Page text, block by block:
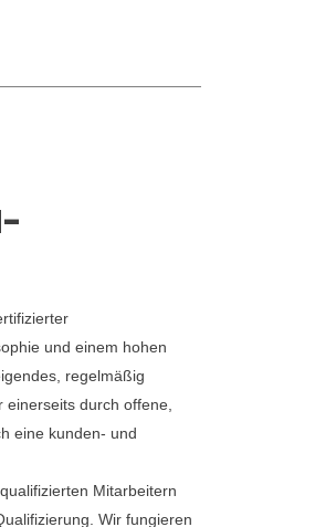
und einem hohen
regelmäßig
durch offene,
eine kunden- und
Mitarbeitern
Wir fungieren